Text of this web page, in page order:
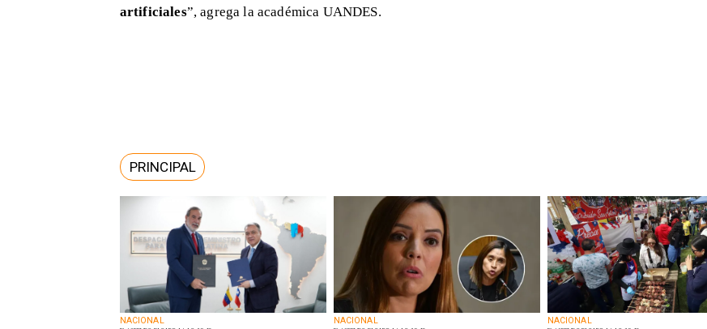
NACIONAL NACIONAL NACIONAL
artificiales”, agrega la académica UANDES.
PRINCIPAL